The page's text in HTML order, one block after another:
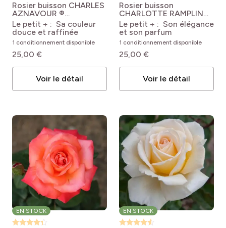
Rosier buisson CHARLES
AZNAVOUR ®
Meibeausai Rosa
'Meibeausai' CHARLES
AZNAVOUR®
Le petit + : Sa couleur
douce et raffinée
1 conditionnement disponible
25,00 €
Voir le détail
Rosier buisson
CHARLOTTE RAMPLING
® Meihirvin Rosa
'Meihirvin' CHARLOTTE
RAMPLING®
Le petit + : Son élégance
et son parfum
1 conditionnement disponible
25,00 €
Voir le détail
EN STOCK EN STOCK